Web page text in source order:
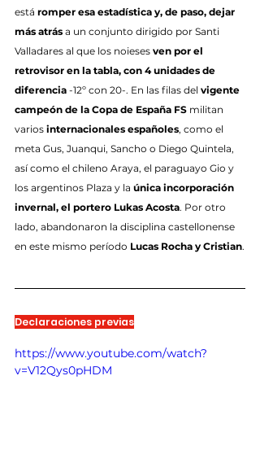
está romper esa estadística y, de paso, dejar
más atrás a un conjunto dirigido por Santi
Valladares al que los noieses ven por el
retrovisor en la tabla, con 4 unidades de
diferencia -12º con 20-. En las filas del vigente
campeón de la Copa de España FS militan
varios internacionales españoles, como el
meta Gus, Juanqui, Sancho o Diego Quintela,
así como el chileno Araya, el paraguayo Gio y
los argentinos Plaza y la única incorporación
invernal, el portero Lukas Acosta. Por otro
lado, abandonaron la disciplina castellonense
en este mismo período Lucas Rocha y Cristian.
Declaraciones previas
https://www.youtube.com/watch?
v=V12Qys0pHDM